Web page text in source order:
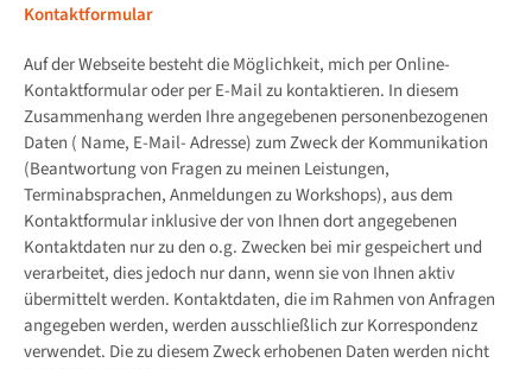
Kontaktformular
Auf der Webseite besteht die Möglichkeit, mich per Online-
Kontaktformular oder per E-Mail zu kontaktieren. In diesem
Zusammenhang werden Ihre angegebenen personenbezogenen
Daten ( Name, E-Mail- Adresse) zum Zweck der Kommunikation
(Beantwortung von Fragen zu meinen Leistungen,
Terminabsprachen, Anmeldungen zu Workshops), aus dem
Kontaktformular inklusive der von Ihnen dort angegebenen
Kontaktdaten nur zu den o.g. Zwecken bei mir gespeichert und
verarbeitet, dies jedoch nur dann, wenn sie von Ihnen aktiv
übermittelt werden. Kontaktdaten, die im Rahmen von Anfragen
angegeben werden, werden ausschließlich zur Korrespondenz
verwendet. Die zu diesem Zweck erhobenen Daten werden nicht